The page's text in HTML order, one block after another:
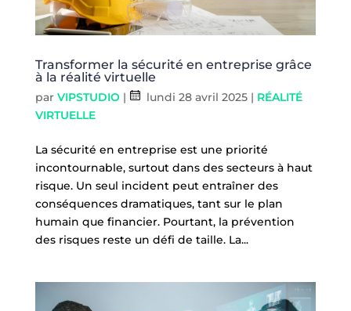
Transformer la sécurité en entreprise grâce
à la réalité virtuelle
par VIPSTUDIO| lundi 28 avril 2025| RÉALITÉ
VIRTUELLE
La sécurité en entreprise est une priorité
incontournable, surtout dans des secteurs à haut
risque. Un seul incident peut entraîner des
conséquences dramatiques, tant sur le plan
humain que financier. Pourtant, la prévention
des risques reste un défi de taille. La...